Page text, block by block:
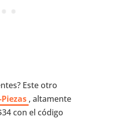
Este otro
, altamente
con el código